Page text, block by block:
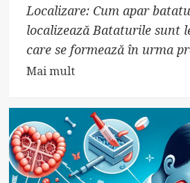
Localizare: Cum apar
localizează Bataturile sunt
care se formează în urma
Mai multRead
about
Cum
să
previi
și